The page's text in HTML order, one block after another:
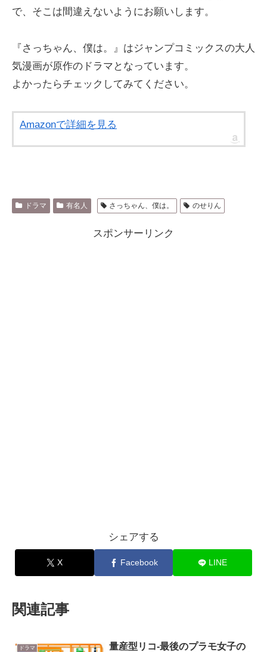
で、そこは間違えないようにお願いします。
『さっちゃん、僕は。』はジャンプコミックスの大人
気漫画が原作のドラマとなっています。
よかったらチェックしてみてください。
Amazonで詳細を見る
ドラマ 有名人 さっちゃん、僕は。 のせりん
スポンサーリンク
シェアする
X Facebook LINE
関連記事
ドラマ
量産型リコ-最後のプラモ女子の